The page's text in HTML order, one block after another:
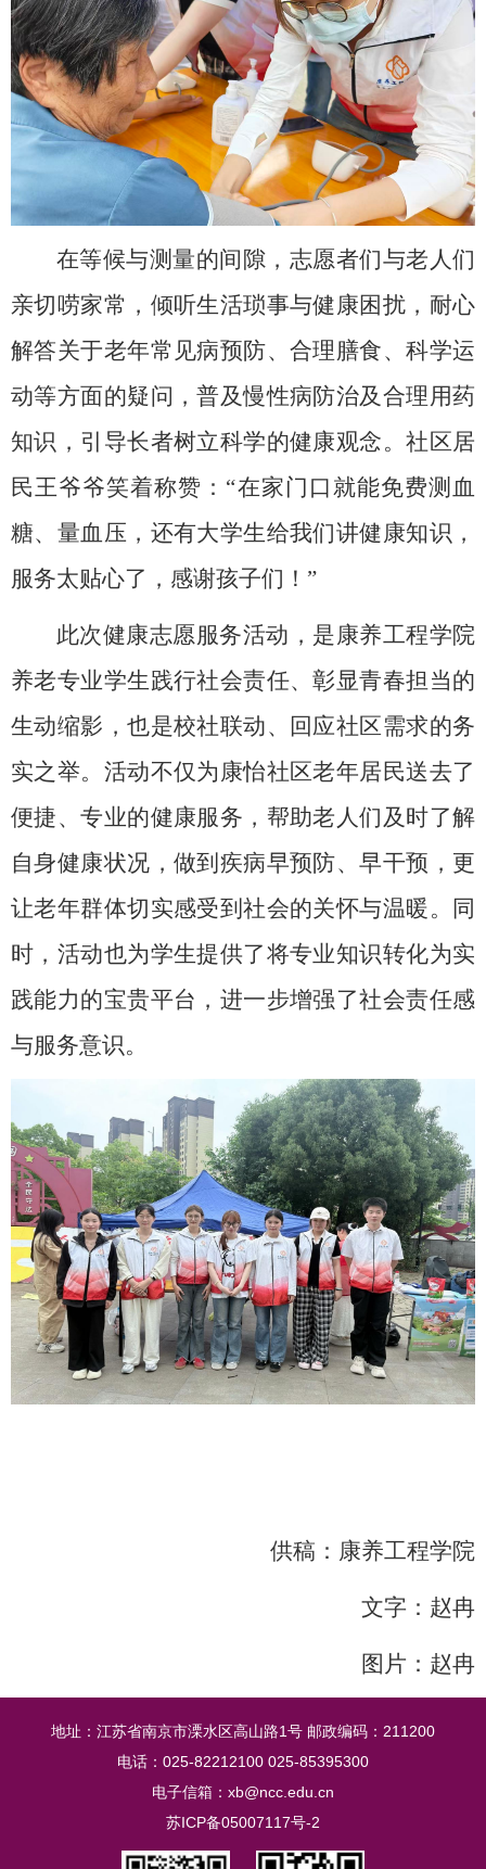
在等候与测量的间隙，志愿者们与老人们
亲切唠家常，倾听生活琐事与健康困扰，耐心
解答关于老年常见病预防、合理膳食、科学运
动等方面的疑问，普及慢性病防治及合理用药
知识，引导长者树立科学的健康观念。社区居
民王爷爷笑着称赞：“在家门口就能免费测血
糖、量血压，还有大学生给我们讲健康知识，
服务太贴心了，感谢孩子们！”
此次健康志愿服务活动，是康养工程学院
养老专业学生践行社会责任、彰显青春担当的
生动缩影，也是校社联动、回应社区需求的务
实之举。活动不仅为康怡社区老年居民送去了
便捷、专业的健康服务，帮助老人们及时了解
自身健康状况，做到疾病早预防、早干预，更
让老年群体切实感受到社会的关怀与温暖。同
时，活动也为学生提供了将专业知识转化为实
践能力的宝贵平台，进一步增强了社会责任感
与服务意识。
供稿：康养工程学院
文字：赵冉
图片：赵冉
地址：江苏省南京市溧水区高山路1号 邮政编码：211200
电话：025-82212100 025-85395300
电子信箱：xb@ncc.edu.cn
苏ICP备05007117号-2